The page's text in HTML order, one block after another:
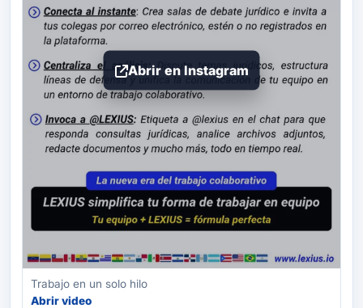
Abrir en Instagram
Trabajo en un solo hilo
Abrir video